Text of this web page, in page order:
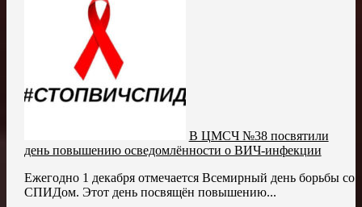
В ЦМСЧ №38 посвятили
день повышению осведомлённости о ВИЧ-инфекции
Ежегодно 1 декабря отмечается Всемирный день борьбы со
СПИДом. Этот день посвящён повышению...